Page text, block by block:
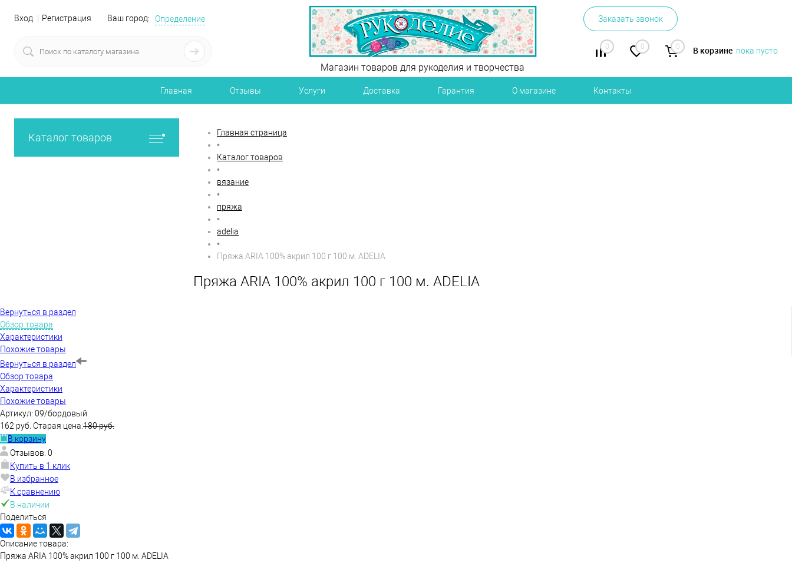
Вход Регистрация Ваш город: Определение Заказать звонок
0 0 0 В корзине пока пусто
Магазин товаров для рукоделия и творчества
Главная Отзывы Услуги Доставка Гарантия О магазине Контакты
Каталог товаров
Главная страница
•
Каталог товаров
•
вязание
•
пряжа
•
adelia
•
Пряжа ARIA 100% акрил 100 г 100 м. ADELIA
Пряжа ARIA 100% акрил 100 г 100 м. ADELIA
Вернуться в раздел
Обзор товара
Характеристики
Похожие товары
Вернуться в раздел
Обзор товара
Характеристики
Похожие товары
Артикул: 09/бордовый
162 руб. Старая цена:180 руб.
В корзину
Отзывов: 0
Купить в 1 клик
В избранное
К сравнению
В наличии
Поделиться
Описание товара:
Пряжа ARIA 100% акрил 100 г 100 м. ADELIA